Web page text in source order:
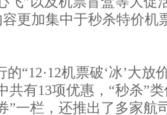
更加集中于秒杀特价机
的“12·12机票破‘冰’大放
共有13项优惠，“秒杀”
”一栏，还推出了多家航